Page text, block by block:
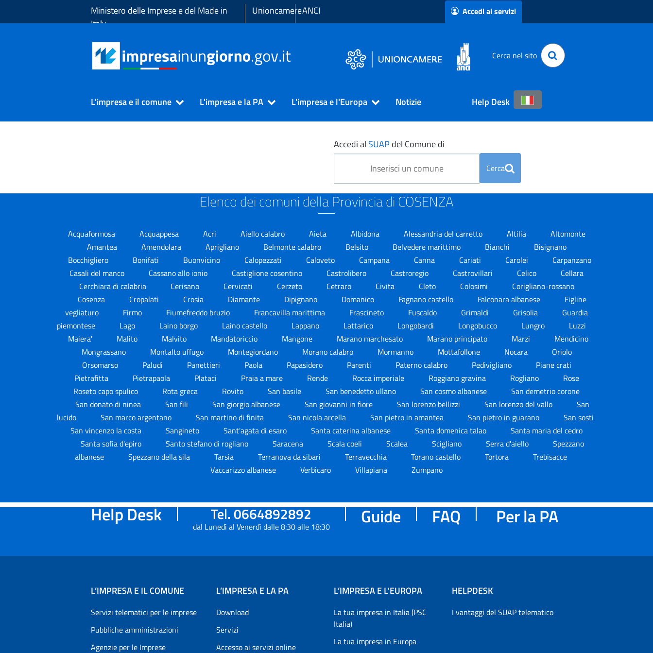
Ministero delle Imprese e del Made in
Italy
UnioncamereANCI Accedi ai servizi
Cerca nel sito
L'impresa e il comune L'impresa e la PA L'impresa e l'Europa Notizie Help Desk
Accedi al SUAP del Comune di
Cerca
Elenco dei comuni della Provincia di COSENZA
Acquaformosa Acquappesa Acri Aiello calabro Aieta Albidona Alessandria del carretto Altilia
Altomonte
Amantea
Amendolara Aprigliano Belmonte calabro Belsito Belvedere marittimo Bianchi
Bisignano
Bocchigliero
Bonifati Buonvicino Calopezzati Caloveto Campana Canna Cariati Carolei
Carpanzano
Casali del manco
Cassano allo ionio Castiglione cosentino Castrolibero Castroregio Castrovillari Celico
Cellara
Cerchiara di calabria
Cerisano Cervicati Cerzeto Cetraro Civita Cleto Colosimi
Corigliano-rossano
Cosenza
Cropalati Crosia Diamante Dipignano Domanico Fagnano castello Falconara albanese
Figline
vegliaturo
Firmo Fiumefreddo bruzio Francavilla marittima Frascineto Fuscaldo Grimaldi Grisolia
Guardia
piemontese
Lago Laino borgo Laino castello Lappano Lattarico Longobardi Longobucco Lungro
Luzzi
Maiera'
Malito Malvito Mandatoriccio Mangone Marano marchesato Marano principato Marzi
Mendicino
Mongrassano
Montalto uffugo Montegiordano Morano calabro Mormanno Mottafollone Nocara
Oriolo
Orsomarso
Paludi Panettieri Paola Papasidero Parenti Paterno calabro Pedivigliano
Piane crati
Pietrafitta
Pietrapaola Plataci Praia a mare Rende Rocca imperiale Roggiano gravina Rogliano
Rose
Roseto capo spulico
Rota greca Rovito San basile San benedetto ullano San cosmo albanese
San demetrio corone
San donato di ninea
San fili San giorgio albanese San giovanni in fiore San lorenzo bellizzi San lorenzo del vallo
San
lucido
San marco argentano San martino di finita San nicola arcella San pietro in amantea San pietro in guarano
San sosti
San vincenzo la costa
Sangineto Sant'agata di esaro Santa caterina albanese Santa domenica talao
Santa maria del cedro
Santa sofia d'epiro
Santo stefano di rogliano Saracena Scala coeli Scalea Scigliano Serra d'aiello
Spezzano
albanese
Spezzano della sila Tarsia Terranova da sibari Terravecchia Torano castello Tortora
Trebisacce
Vaccarizzo albanese
Verbicaro Villapiana Zumpano
Help Desk Tel. 0664892892
dal Lunedì al Venerdì dalle 8:30 alle 18:30 Guide FAQ Per la PA
L’IMPRESA E IL COMUNE
Servizi telematici per le imprese
Pubbliche amministrazioni
Agenzie per le Imprese
L’IMPRESA E LA PA
Download
Servizi
Accesso ai servizi online
L’IMPRESA E L'EUROPA
La tua impresa in Italia (PSC
Italia)
La tua impresa in Europa
HELPDESK
I vantaggi del SUAP telematico